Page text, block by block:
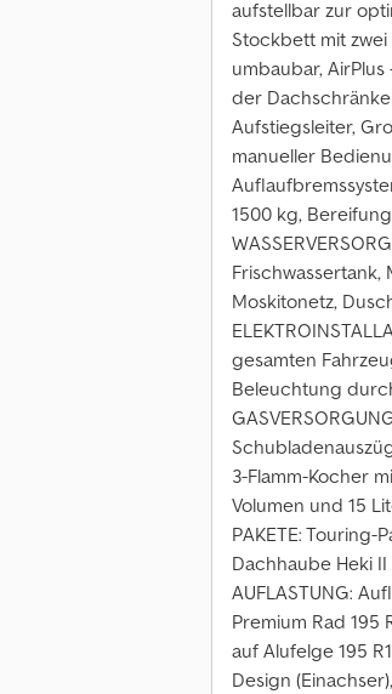
aufstellbar zur
Stockbett mit
umbaubar,
der
Aufstiegsleiter,
manueller
1500 kg,
Frischwassertank,
Moskitonetz,
gesamten
Beleuchtung
3-Flamm-Kocher
Volumen und 15
PAKETE:
Dachhaube Heki
AUFLASTUNG:
Premium Rad 195
auf Alufelge 195
Design